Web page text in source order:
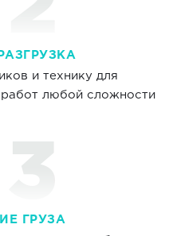
и технику для
любой сложности
ГРУЗА